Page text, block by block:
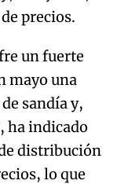
precios.
un fuerte
mayo una
sandía y,
ha indicado
distribución
lo que